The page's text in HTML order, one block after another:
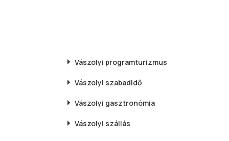
Vászolyi programturizmus
Vászolyi szabadidő
Vászolyi gasztronómia
Vászolyi szállás